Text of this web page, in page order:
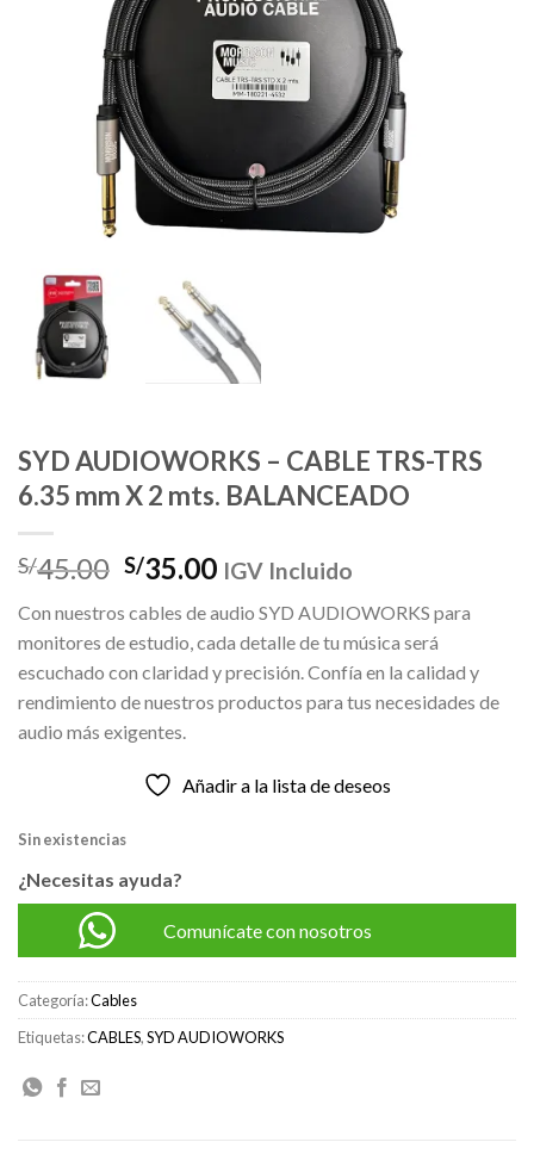
SYD AUDIOWORKS – CABLE TRS-TRS
6.35 mm X 2 mts. BALANCEADO
S/45.00 El
original
era:
S/45.00.
S/35.00El
actual
es:
S/35.00.
IGV Incluido
Con nuestros cables de audio SYD AUDIOWORKS para
monitores de estudio, cada detalle de tu música será
escuchado con claridad y precisión. Confía en la calidad y
rendimiento de nuestros productos para tus necesidades de
audio más exigentes.
Añadir a la lista de deseos
Sin existencias
¿Necesitas ayuda?
Comunícate con nosotros
Categoría:Cables
Etiquetas:CABLES,SYD AUDIOWORKS